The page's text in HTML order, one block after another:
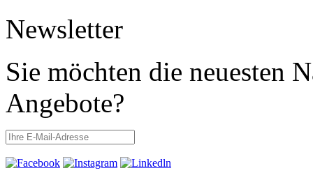
Newsletter
Sie möchten die neuesten
Angebote?